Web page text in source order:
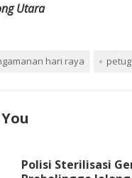
Utara
hari raya
Polisi Sterilisasi